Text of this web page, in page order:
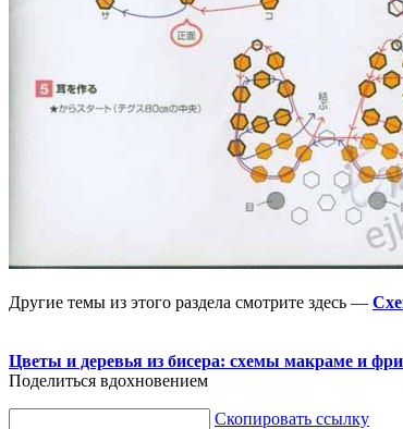
Другие темы из этого раздела смотрите здесь —
Цветы и деревья из бисера: схемы макраме и
Поделиться вдохновением
Скопировать ссылку